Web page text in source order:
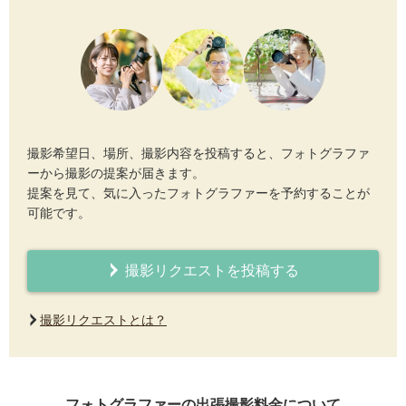
撮影希望日、場所、撮影内容を投稿すると、フォトグラファ
ーから撮影の提案が届きます。
提案を見て、気に入ったフォトグラファーを予約することが
可能です。
撮影リクエストを投稿する
撮影リクエストとは？